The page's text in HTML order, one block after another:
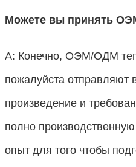
Можете вы принять
А: Конечно, ОЭМ/ОДМ
пожалуйста отправляют
произведение и
полно
опыт для того чтобы